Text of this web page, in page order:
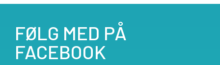
FØLG MED PÅ
FACEBOOK